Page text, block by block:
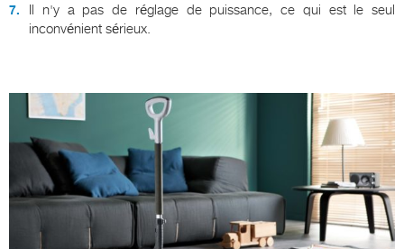
Il n'y a pas de réglage de puissance, ce qui est le seul
inconvénient sérieux.